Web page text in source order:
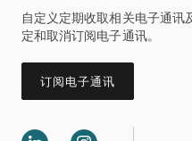
自定义定期收取相关电子通讯
定和取消订阅电子通讯。
订阅电子通讯